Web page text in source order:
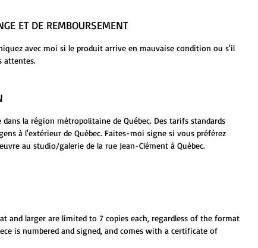
ET DE REMBOURSEMENT
avec moi si le produit arrive en mauvaise condition ou s'il
attentes.
la région métropolitaine de Québec. Des tarifs standards
à l'extérieur de Québec. Faites-moi signe si vous préférez
au studio/galerie de la rue Jean-Clément à Québec.
and larger are limited to 7 copies each, regardless of the format
is numbered and signed, and comes with a certificate of